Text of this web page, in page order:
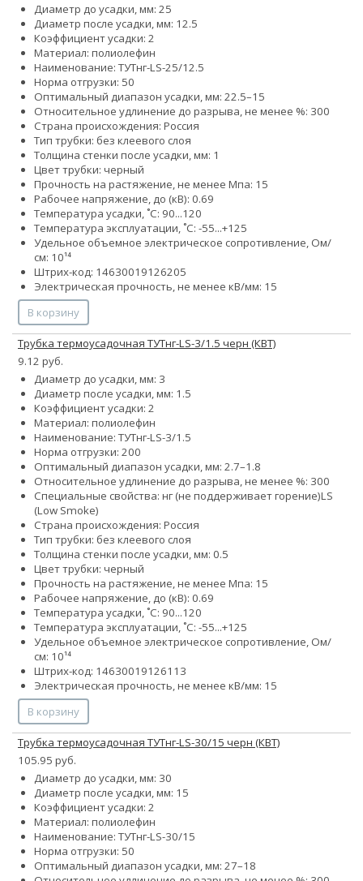
Диаметр до усадки, мм: 25
Диаметр после усадки, мм: 12.5
Коэффициент усадки: 2
Материал: полиолефин
Наименование: ТУТнг-LS-25/12.5
Норма отгрузки: 50
Оптимальный диапазон усадки, мм: 22.5–15
Относительное удлинение до разрыва, не менее %: 300
Страна происхождения: Россия
Тип трубки: без клеевого слоя
Толщина стенки после усадки, мм: 1
Цвет трубки: черный
Прочность на растяжение, не менее Мпа: 15
Рабочее напряжение, до (кВ): 0.69
Температура усадки, ˚С: 90...120
Температура эксплуатации, ˚С: -55...+125
Удельное объемное электрическое сопротивление, Ом/
см: 10¹⁴
Штрих-код: 14630019126205
Электрическая прочность, не менее кВ/мм: 15
В корзину
Трубка термоусадочная ТУТнг-LS-3/1.5 черн (КВТ)
9.12 руб.
Диаметр до усадки, мм: 3
Диаметр после усадки, мм: 1.5
Коэффициент усадки: 2
Материал: полиолефин
Наименование: ТУТнг-LS-3/1.5
Норма отгрузки: 200
Оптимальный диапазон усадки, мм: 2.7–1.8
Относительное удлинение до разрыва, не менее %: 300
Специальные свойства: нг (не поддерживает горение)LS
(Low Smoke)
Страна происхождения: Россия
Тип трубки: без клеевого слоя
Толщина стенки после усадки, мм: 0.5
Цвет трубки: черный
Прочность на растяжение, не менее Мпа: 15
Рабочее напряжение, до (кВ): 0.69
Температура усадки, ˚С: 90...120
Температура эксплуатации, ˚С: -55...+125
Удельное объемное электрическое сопротивление, Ом/
см: 10¹⁴
Штрих-код: 14630019126113
Электрическая прочность, не менее кВ/мм: 15
В корзину
Трубка термоусадочная ТУТнг-LS-30/15 черн (КВТ)
105.95 руб.
Диаметр до усадки, мм: 30
Диаметр после усадки, мм: 15
Коэффициент усадки: 2
Материал: полиолефин
Наименование: ТУТнг-LS-30/15
Норма отгрузки: 50
Оптимальный диапазон усадки, мм: 27–18